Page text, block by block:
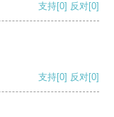
支持[0] 反对[0]
支持[0] 反对[0]